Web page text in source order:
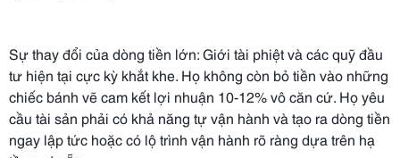
Sự thay đổi của dòng tiền lớn: Giới tài phiệt và các quỹ đầu
tư hiện tại cực kỳ khắt khe. Họ không còn bỏ tiền vào những
chiếc bánh vẽ cam kết lợi nhuận 10-12% vô căn cứ. Họ yêu
cầu tài sản phải có khả năng tự vận hành và tạo ra dòng tiền
ngay lập tức hoặc có lộ trình vận hành rõ ràng dựa trên hạ